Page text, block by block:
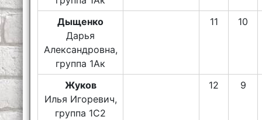
Дыщенко
Дарья
Александровна,
группа 1Ак
11 10
Жуков
Илья Игоревич,
группа 1С2
12 9